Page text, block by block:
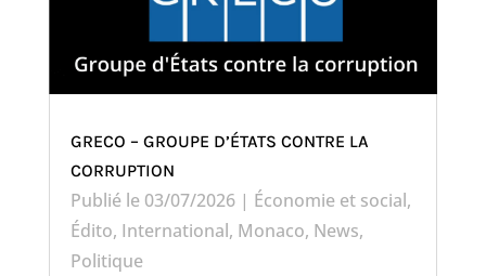
GRECO – GROUPE D’ÉTATS CONTRE LA
CORRUPTION
Publié le 03/07/2026| Économie et social,
Édito, International, Monaco, News,
Politique